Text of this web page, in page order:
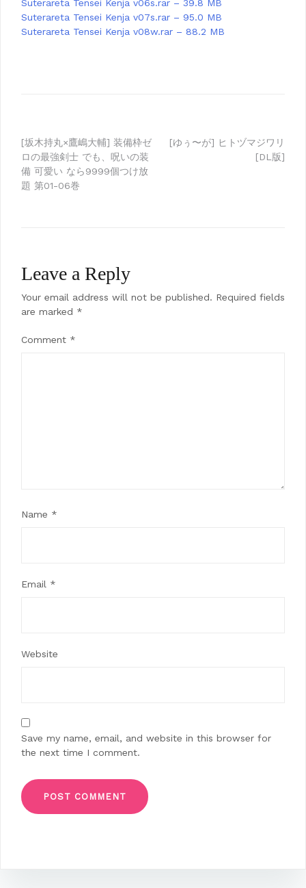
Suterareta Tensei Kenja v06s.rar – 39.8 MB
Suterareta Tensei Kenja v07s.rar – 95.0 MB
Suterareta Tensei Kenja v08w.rar – 88.2 MB
Post
navigation
[坂木持丸×鷹嶋大輔] 装備枠ゼ
ロの最強剣士 でも、呪いの装
備 可愛い なら9999個つけ放
題 第01-06巻
[ゆぅ〜が] ヒトヅマジワリ
[DL版]
Leave a Reply
Your email address will not be published. Required fields
are marked *
Comment *
Name *
Email *
Website
Save my name, email, and website in this browser for
the next time I comment.